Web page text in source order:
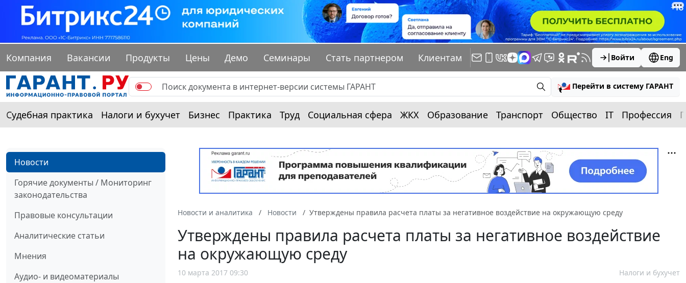
Компания Вакансии Продукты Цены Демо Семинары Стать партнером Клиентам Войти Eng
Перейти в систему ГАРАНТ
Судебная практика Налоги и бухучет Бизнес Практика Труд Социальная сфера ЖКХ Образование Транспорт Общество IT Профессия
Новости
Горячие документы / Мониторинг
законодательства
Правовые консультации
Аналитические статьи
Мнения
Аудио- и видеоматериалы
Новости и аналитика Новости Утверждены правила расчета платы за негативное воздействие на окружающую среду
Утверждены правила расчета платы за негативное воздействие
на окружающую среду
10 марта 2017 09:30 Налоги и бухучет